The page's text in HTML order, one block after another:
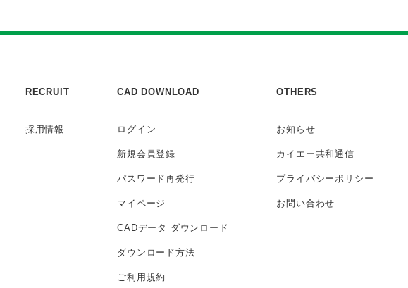
RECRUIT
採用情報
CAD DOWNLOAD
ログイン
新規会員登録
パスワード再発行
マイページ
CADデータ ダウンロード
ダウンロード方法
ご利用規約
OTHERS
お知らせ
カイエー共和通信
プライバシー ポリシー
お問い合わせ